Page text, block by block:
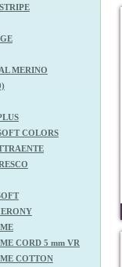
MERINO
COLORS
CORD 5 mm VR
COTTON